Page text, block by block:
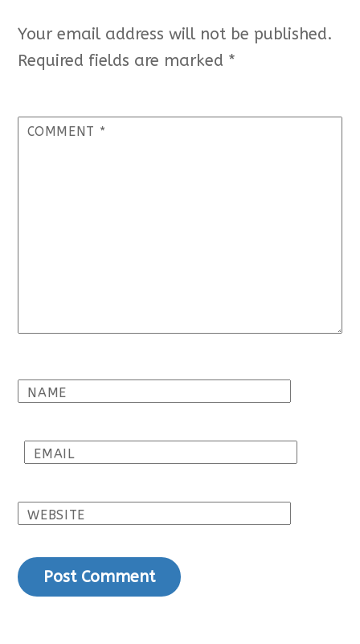
Your email address will not be published.
Required fields are marked *
COMMENT *
NAME
EMAIL
WEBSITE